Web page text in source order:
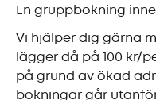
En gruppbokning
Vi hjälper dig gärna
lägger då på 100 kr/
på grund av ökad
bokningar går